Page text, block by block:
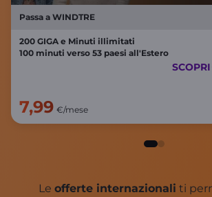
Passa a WINDTRE
200 GIGA e Minuti illimitati
100 minuti verso 53 paesi all'Estero
7,99 €/mese
SCOPRI
Le offerte internazionali ti